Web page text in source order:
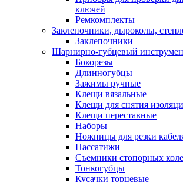
ключей
Ремкомплекты
Заклепочники, дыроколы,
Заклепочники
Шарнирно-губцевый
Бокорезы
Длинногубцы
Зажимы ручные
Клещи вязальные
Клещи для снятия
Клещи переставные
Наборы
Ножницы для резки
Пассатижи
Съемники стопорных
Тонкогубцы
Кусачки торцевые